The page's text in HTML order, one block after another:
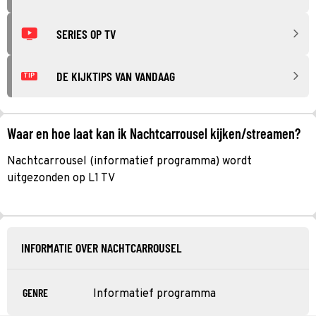
SERIES OP TV
TIP DE KIJKTIPS VAN VANDAAG
Waar en hoe laat kan ik Nachtcarrousel kijken/streamen?
Nachtcarrousel (informatief programma) wordt
uitgezonden op L1 TV
INFORMATIE OVER NACHTCARROUSEL
GENRE Informatief programma